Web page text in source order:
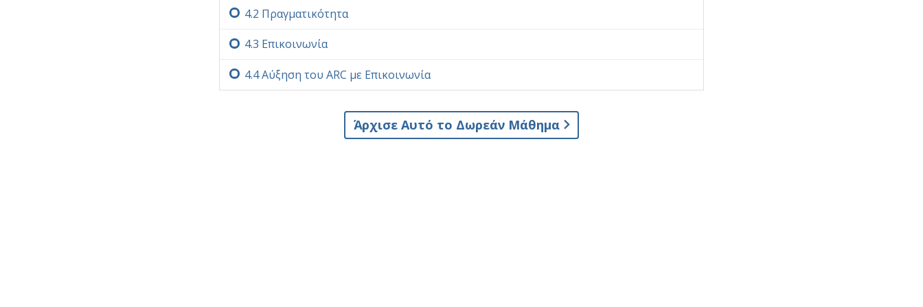
Πραγματικότητα
Επικοινωνία
4.‏4Αύξηση του ARC με Επικοινωνία
Άρχισε Αυτό το Δωρεάν Μάθημα